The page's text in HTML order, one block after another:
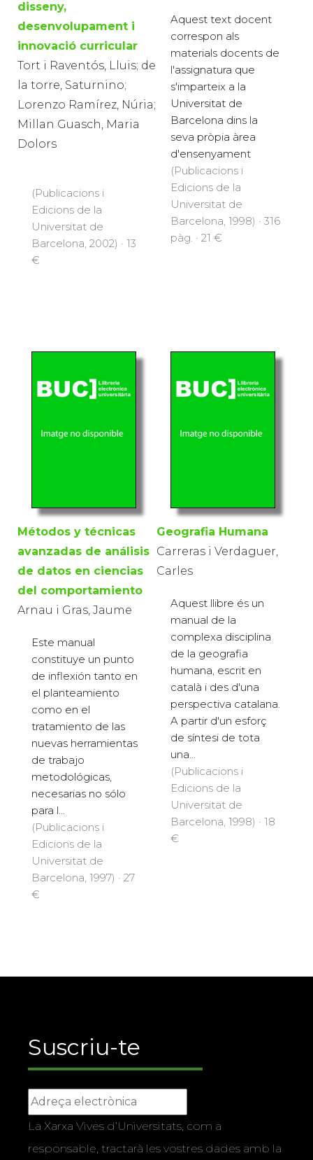
disseny,
desenvolupament i
innovació curricular
Tort i Raventós, Lluis; de
la torre, Saturnino;
Lorenzo Ramírez, Núria;
Millan Guasch, Maria
Dolors
(Publicacions i
Edicions de la
Universitat de
Barcelona, 2002) · 13
€
Aquest text docent
correspon als
materials docents de
l'assignatura que
s'imparteix a la
Universitat de
Barcelona dins la
seva pròpia àrea
d'ensenyament
(Publicacions i
Edicions de la
Universitat de
Barcelona, 1998) · 316
pàg. · 21 €
Métodos y técnicas
avanzadas de análisis
de datos en ciencias
del comportamiento
Arnau i Gras, Jaume
Este manual
constituye un punto
de inflexión tanto en
el planteamiento
como en el
tratamiento de las
nuevas herramientas
de trabajo
metodológicas,
necesarias no sólo
para l...
(Publicacions i
Edicions de la
Universitat de
Barcelona, 1997) · 27
€
Geografia Humana
Carreras i Verdaguer,
Carles
Aquest llibre és un
manual de la
complexa disciplina
de la geografia
humana, escrit en
català i des d'una
perspectiva catalana.
A partir d'un esforç
de síntesi de tota
una...
(Publicacions i
Edicions de la
Universitat de
Barcelona, 1998) · 18
€
Suscriu-te
La Xarxa Vives d’Universitats, com a
responsable, tractarà les vostres dades amb la